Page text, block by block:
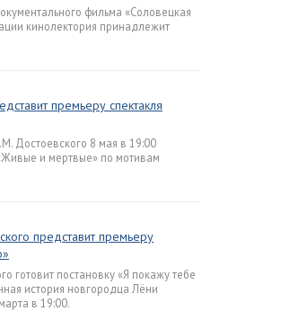
фильма «Соловецкая
кинолектория принадлежит
премьеру спектакля
Достоевского 8 мая в 19:00
и мертвые» по мотивам
представит премьеру
готовит постановку «Я покажу тебе
история новгородца Лёни
в 19:00.